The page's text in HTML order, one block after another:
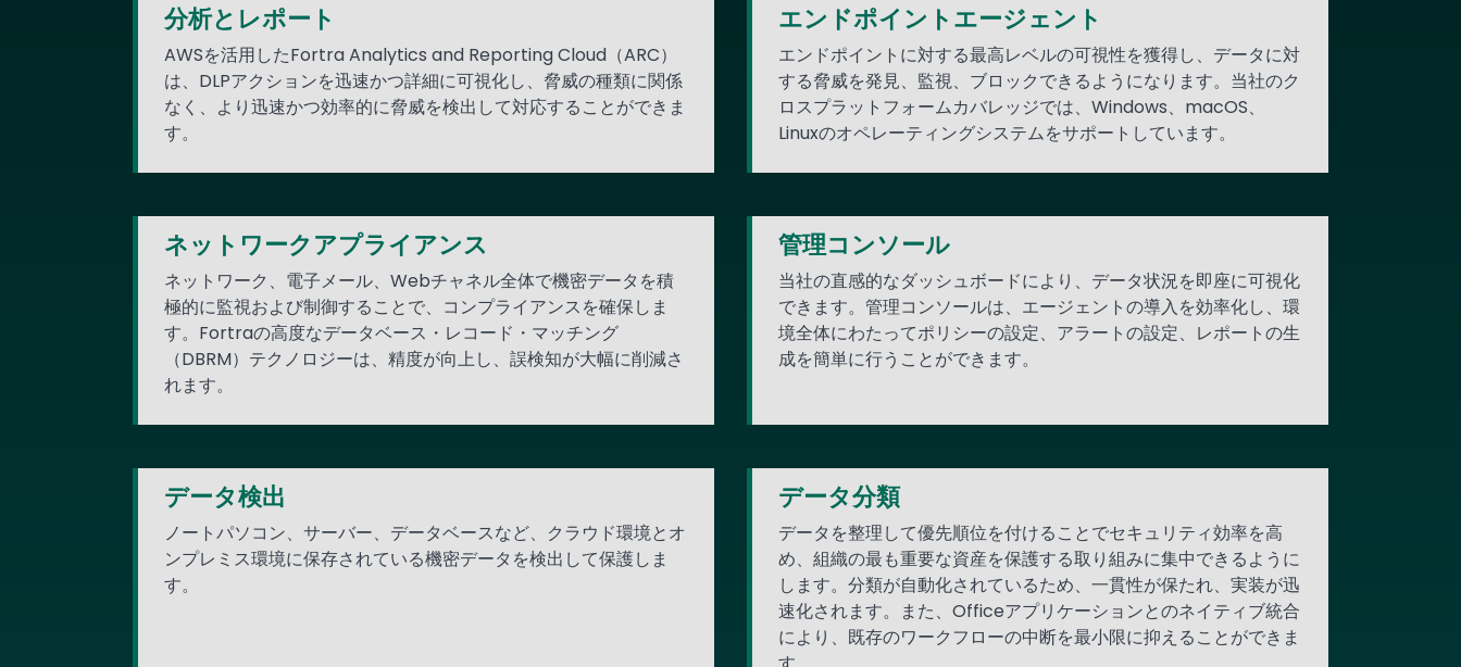
分析とレポート
AWSを活用したFortra Analytics and Reporting Cloud（ARC）
は、DLPアクションを迅速かつ詳細に可視化し、脅威の種類に関係
なく、より迅速かつ効率的に脅威を検出して対応することができま
す。
エンドポイントエージェント
エンドポイントに対する最高レベルの可視性を獲得し、データに対
する脅威を発見、監視、ブロックできるようになります。当社のク
ロスプラットフォームカバレッジでは、Windows、macOS、
Linuxのオペレーティングシステムをサポートしています。
ネットワークアプライアンス
ネットワーク、電子メール、Webチャネル全体で機密データを積
極的に監視および制御することで、コンプライアンスを確保しま
す。Fortraの高度なデータベース・レコード・マッチング
（DBRM）テクノロジーは、精度が向上し、誤検知が大幅に削減さ
れます。
管理コンソール
当社の直感的なダッシュボードにより、データ状況を即座に可視化
できます。管理コンソールは、エージェントの導入を効率化し、環
境全体にわたってポリシーの設定、アラートの設定、レポートの生
成を簡単に行うことができます。
データ検出
ノートパソコン、サーバー、データベースなど、クラウド環境とオ
ンプレミス環境に保存されている機密データを検出して保護しま
す。
データ分類
データを整理して優先順位を付けることでセキュリティ効率を高
め、組織の最も重要な資産を保護する取り組みに集中できるように
します。分類が自動化されているため、一貫性が保たれ、実装が迅
速化されます。また、Officeアプリケーションとのネイティブ統合
により、既存のワークフローの中断を最小限に抑えることができま